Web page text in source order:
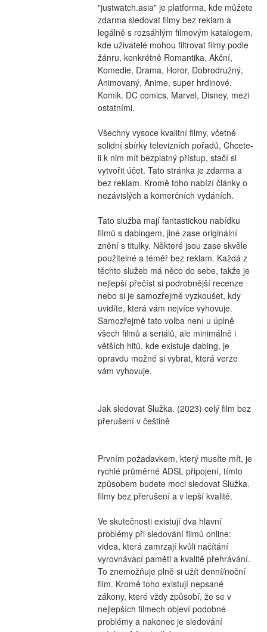
"justwatch.asia" je platforma, kde můžete
zdarma sledovat filmy bez reklam a
legálně s rozsáhlým filmovým katalogem,
kde uživatelé mohou filtrovat filmy podle
žánru, konkrétně Romantika, Akční,
Komedie, Drama, Horor, Dobrodružný,
Animovaný, Anime, super hrdinové.
Komik. DC comics, Marvel, Disney, mezi
ostatními.
Všechny vysoce kvalitní filmy, včetně
solidní sbírky televizních pořadů, Chcete-
li k nim mít bezplatný přístup, stačí si
vytvořit účet. Tato stránka je zdarma a
bez reklam. Kromě toho nabízí články o
nezávislých a komerčních vydáních.
Tato služba mají fantastickou nabídku
filmů s dabingem, jiné zase originální
znění s titulky. Některé jsou zase skvěle
použitelné a téměř bez reklam. Každá z
těchto služeb má něco do sebe, takže je
nejlepší přečíst si podrobnější recenze
nebo si je samozřejmě vyzkoušet, kdy
uvidíte, která vám nejvíce vyhovuje.
Samozřejmě tato volba není u úplně
všech filmů a seriálů, ale minimálně i
větších hitů, kde existuje dabing, je
opravdu možné si vybrat, která verze
vám vyhovuje.
Jak sledovat Služka. (2023) celý film bez
přerušení v češtině
Prvním požadavkem, který musíte mít, je
rychlé průměrné ADSL připojení, tímto
způsobem budete moci sledovat Služka.
filmy bez přerušení a v lepší kvalitě.
Ve skutečnosti existují dva hlavní
problémy při sledování filmů online:
videa, která zamrzají kvůli načítání
vyrovnávací paměti a kvalitě přehrávání.
To znemožňuje plně si užít denní/noční
film. Kromě toho existují nepsané
zákony, které vždy způsobí, že se v
nejlepších filmech objeví podobné
problémy a nakonec je sledování